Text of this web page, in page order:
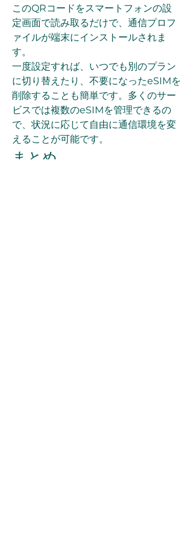
このQRコードをスマートフォンの設
定画面で読み取るだけで、通信プロフ
ァイルが端末にインストールされま
す。
一度設定すれば、いつでも別のプラン
に切り替えたり、不要になったeSIMを
削除することも簡単です。多くのサー
ビスでは複数のeSIMを管理できるの
で、状況に応じて自由に通信環境を変
えることが可能です。
まとめ